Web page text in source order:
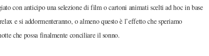
con anticipo una selezione di film o cartoni animati scelti ad hoc in base
e si addormenteranno, o almeno questo è l’effetto che speriamo
che possa finalmente conciliare il sonno.